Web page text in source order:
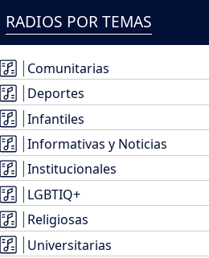
RADIOS POR TEMAS
Comunitarias
Deportes
Infantiles
Informativas y Noticias
Institucionales
LGBTIQ+
Religiosas
Universitarias